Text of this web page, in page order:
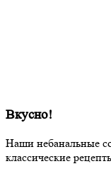
Вкусно!
Наши небанальные
классические